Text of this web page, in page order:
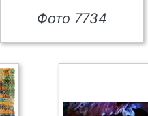
Фото 7734